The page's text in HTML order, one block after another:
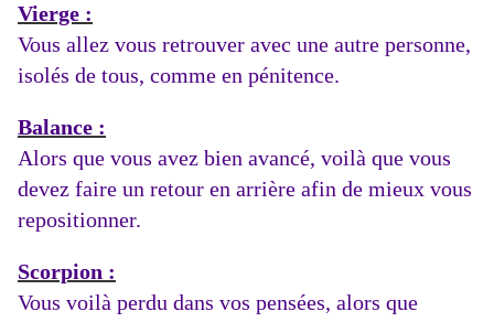
Vierge :
Vous allez vous retrouver avec une autre personne,
isolés de tous, comme en pénitence.
Balance :
Alors que vous avez bien avancé, voilà que vous
devez faire un retour en arrière afin de mieux vous
repositionner.
Scorpion :
Vous voilà perdu dans vos pensées, alors que